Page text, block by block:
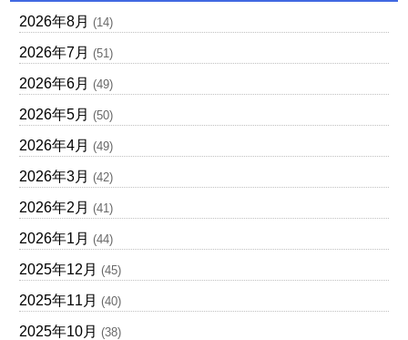
2026年8月 (14)
2026年7月 (51)
2026年6月 (49)
2026年5月 (50)
2026年4月 (49)
2026年3月 (42)
2026年2月 (41)
2026年1月 (44)
2025年12月 (45)
2025年11月 (40)
2025年10月 (38)